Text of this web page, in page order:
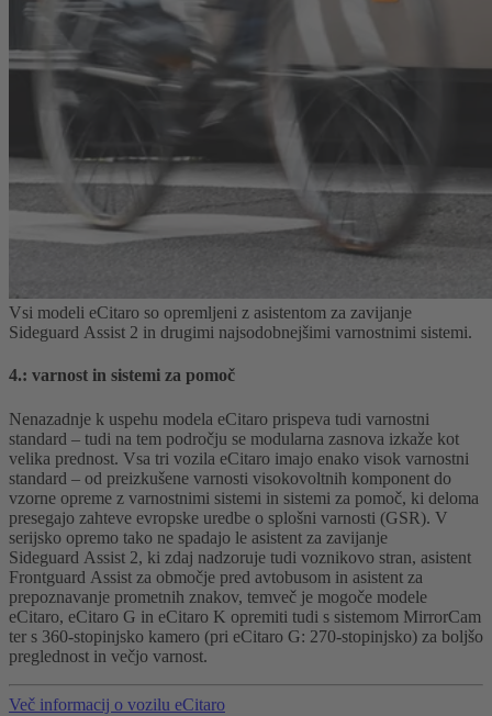
Vsi modeli eCitaro so opremljeni z asistentom za zavijanje
Sideguard Assist 2 in drugimi najsodobnejšimi varnostnimi sistemi.
4.: varnost in sistemi za pomoč
Nenazadnje k uspehu modela eCitaro prispeva tudi varnostni
standard – tudi na tem področju se modularna zasnova izkaže kot
velika prednost. Vsa tri vozila eCitaro imajo enako visok varnostni
standard – od preizkušene varnosti visokovoltnih komponent do
vzorne opreme z varnostnimi sistemi in sistemi za pomoč, ki deloma
presegajo zahteve evropske uredbe o splošni varnosti (GSR). V
serijsko opremo tako ne spadajo le asistent za zavijanje
Sideguard Assist 2, ki zdaj nadzoruje tudi voznikovo stran, asistent
Frontguard Assist za območje pred avtobusom in asistent za
prepoznavanje prometnih znakov, temveč je mogoče modele
eCitaro, eCitaro G in eCitaro K opremiti tudi s sistemom MirrorCam
ter s 360-stopinjsko kamero (pri eCitaro G: 270-stopinjsko) za boljšo
preglednost in večjo varnost.
Več informacij o vozilu eCitaro